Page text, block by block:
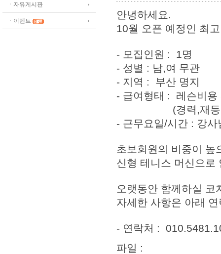
ㆍ자유게시판
ㆍ이벤트
안녕하세요.
10월 오픈 예정인 최
- 모집인원 : 1명
- 성별 : 남,여 무관
- 지역 : 부산 명지
- 급여형태 : 레슨비용
(경력,재등록
- 근무요일/시간 : 강
초보회원의 비중이 높
신형 테니스 머신으
오랫동안 함께하실
자세한 사항은 아래
- 연락처 :
파일 :